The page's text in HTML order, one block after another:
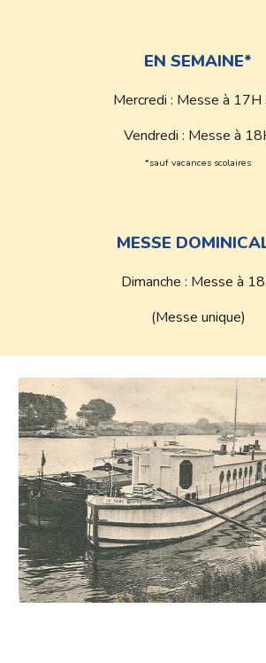
EN SEMAINE*
Mercredi : Messe à 17H
Vendredi : Messe à
*sauf vacances scolaires
MESSE
Dimanche : Messe à
(Messe unique)